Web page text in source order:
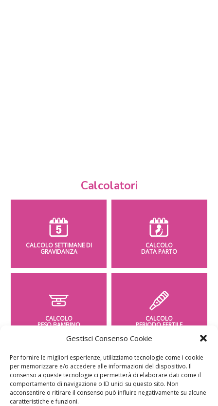
Gestisci Consenso Cookie
Per fornire le migliori esperienze, utilizziamo tecnologie come i cookie
per memorizzare e/o accedere alle informazioni del dispositivo. Il
consenso a queste tecnologie ci permetterà di elaborare dati come il
comportamento di navigazione o ID unici su questo sito. Non
acconsentire o ritirare il consenso può influire negativamente su alcune
caratteristiche e funzioni.
Calcolatori
CALCOLO SETTIMANE DI
GRAVIDANZA
CALCOLO
DATA PARTO
CALCOLO
PESO BAMBINO
CALCOLO
PERIODO FERTILE